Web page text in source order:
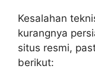
Kesalahan
kurangnya
situs resmi,
berikut: